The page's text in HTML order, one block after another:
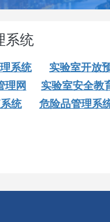
系统
系统
实验室开放
理网
实验室安全教
统
危险品管理系